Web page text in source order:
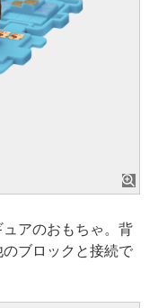
アのおもちゃ。背
ブロックと接続で